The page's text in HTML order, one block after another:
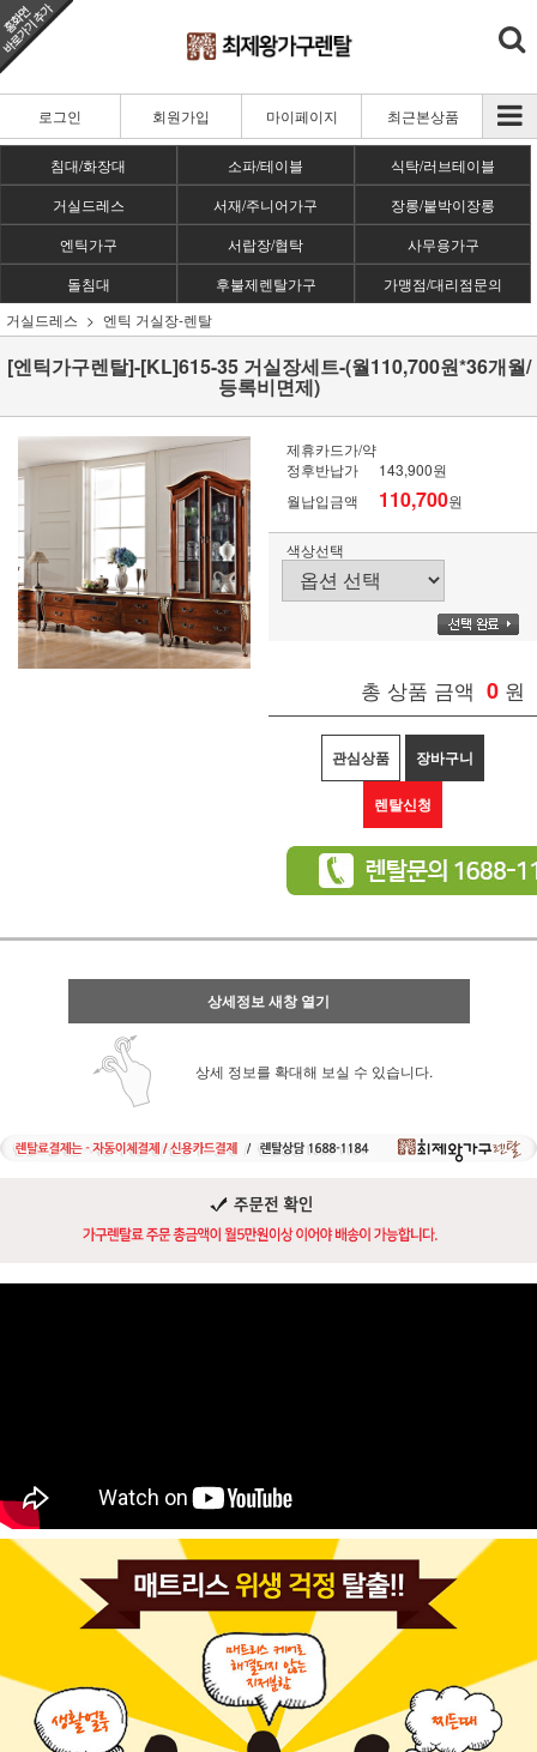
로그인 회원가입 마이페이지 최근본상품
침대/화장대 소파/테이블
식탁/러브테이블
거실드레스
서재/주니어가구
장롱/붙박이장롱
엔틱가구
서랍장/협탁
사무용가구
돌침대
후불제렌탈가구
가맹점/대리점문의
거실드레스
엔틱 거실장-렌탈
[엔틱가구렌탈]-[KL]615-35 거실장세트-(월110,700원*36개월/
등록비면제)
제휴카드가/약
정후반납가
143,900원
월납입금액
110,700원
색상선택
총 상품 금액 0 원
관심상품 장바구니
렌탈신청
상세정보 새창 열기
상세 정보를 확대해 보실 수 있습니다.